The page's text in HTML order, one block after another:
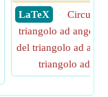
​ LaTeX
triangolo ad angolo
del triangolo ad
triangolo ad